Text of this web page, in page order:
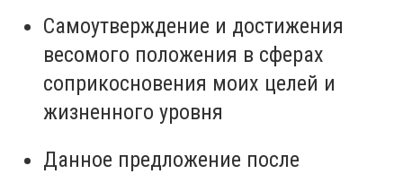
Самоутверждение и достижения
весомого положения в сферах
соприкосновения моих целей и
жизненного уровня
Данное предложение после